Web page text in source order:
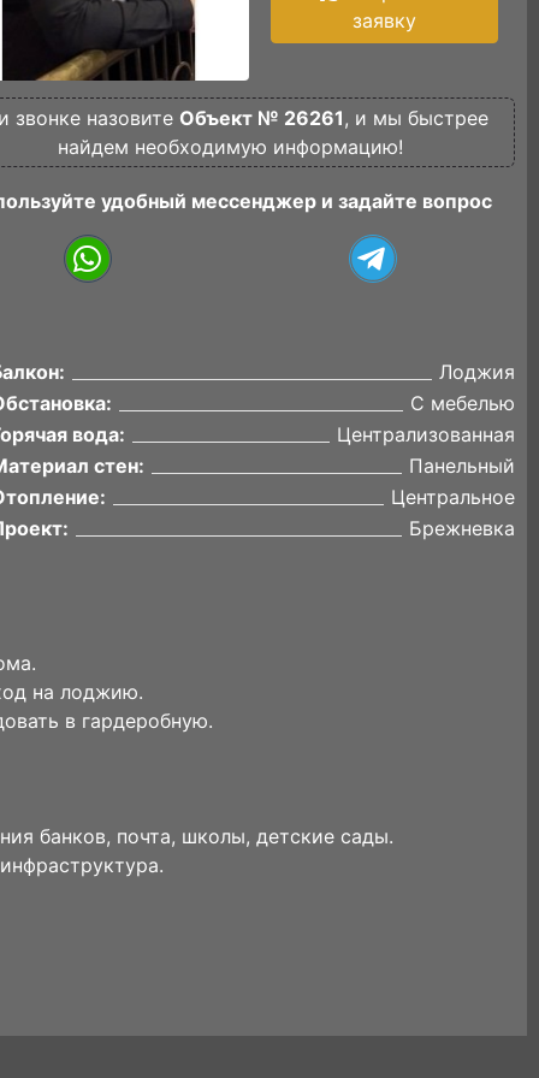
заявку
звонке назовите Объект № 26261 , и мы быстрее
найдем необходимую информацию!
удобный мессенджер и задайте вопрос
Лоджия
С мебелью
вода:
Централизованная
стен:
Панельный
Центральное
Брежневка
на лоджию.
в гардеробную.
банков, почта, школы, детские сады.